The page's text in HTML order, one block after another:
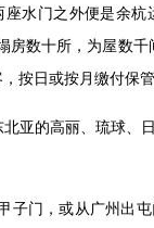
水门之外便是余
数十所，为屋数
日或按月缴付保管
亚的高丽、琉球、
门，或从广州出